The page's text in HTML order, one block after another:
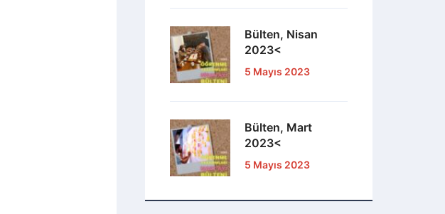
Bülten, Nisan
2023<
5 Mayıs 2023
Bülten, Mart
2023<
5 Mayıs 2023